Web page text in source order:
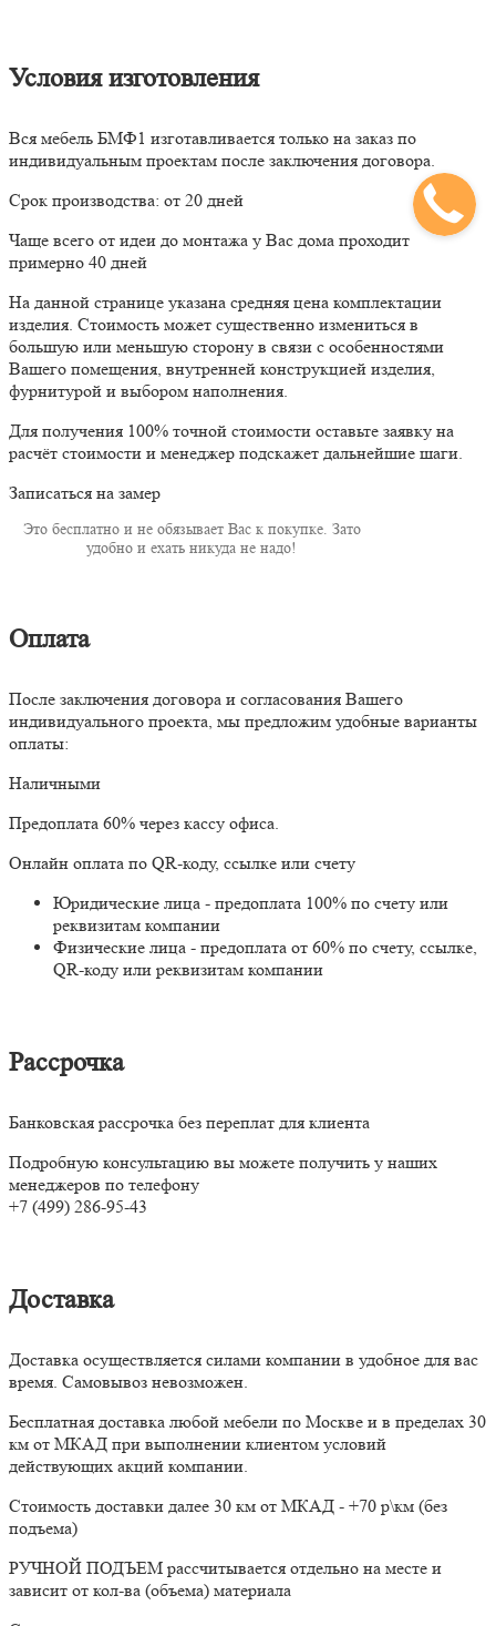
Условия изготовления
Вся мебель БМФ1 изготавливается только на заказ по
индивидуальным проектам после заключения договора.
Срок производства: от 20 дней
Чаще всего от идеи до монтажа у Вас дома проходит
примерно 40 дней
На данной странице указана средняя цена комплектации
изделия. Стоимость может существенно измениться в
большую или меньшую сторону в связи с особенностями
Вашего помещения, внутренней конструкцией изделия,
фурнитурой и выбором наполнения.
Для получения 100% точной стоимости оставьте заявку на
расчёт стоимости и менеджер подскажет дальнейшие шаги.
Записаться на замер
Это бесплатно и не обязывает Вас к покупке. Зато
удобно и ехать никуда не надо!
Оплата
После заключения договора и согласования Вашего
индивидуального проекта, мы предложим удобные варианты
оплаты:
Наличными
Предоплата 60% через кассу офиса.
Онлайн оплата по QR-коду, ссылке или счету
Юридические лица - предоплата 100% по счету или
реквизитам компании
Физические лица - предоплата от 60% по счету, ссылке,
QR-коду или реквизитам компании
Рассрочка
Банковская рассрочка без переплат для клиента
Подробную консультацию вы можете получить у наших
менеджеров по телефону
+7 (499) 286-95-43
Доставка
Доставка осуществляется силами компании в удобное для вас
время. Самовывоз невозможен.
Бесплатная доставка любой мебели по Москве и в пределах 30
км от МКАД при выполнении клиентом условий
действующих акций компании.
Стоимость доставки далее 30 км от МКАД - +70 р\км (без
подъема)
РУЧНОЙ ПОДЪЕМ рассчитывается отдельно на месте и
зависит от кол-ва (объема) материала